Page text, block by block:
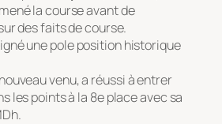
la course avant de
des faits de course.
une pole position historique
venu, a réussi à entrer
les points à la 8e place avec sa